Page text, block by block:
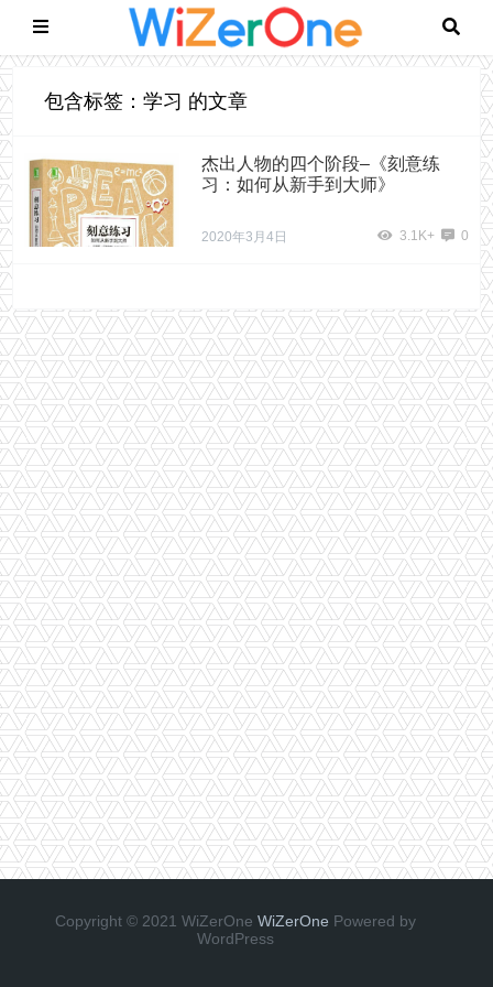
包含标签：学习 的文章
杰出人物的四个阶段–《刻意练
习：如何从新手到大师》
2020年3月4日 3.1K+ 0
Copyright © 2021 WiZerOne WiZerOne Powered by
WordPress